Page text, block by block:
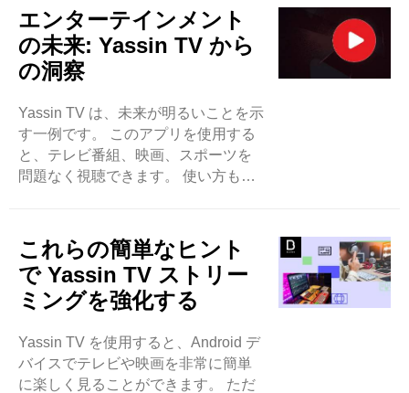
す。 一番の良いところはシンプルな
デザインです。 見たいものを誰でも
簡単に見つけることができます。 一
部のアプリとは異なり、Yassin TV は
で混乱したりすることはありませ
ん。 Yassin ..
エンターテインメント
の未来: Yassin TV から
の洞察
Yassin TV は、未来が明るいことを示
す一例です。 このアプリを使用する
と、テレビ番組、映画、スポーツを
問題なく視聴できます。 使い方も簡
人にとっては非常に良いものになり
ます。 最も良い点は無料であり、誰
にとっても素晴らしいことです。
Yassin TV は、テレビ視聴の未来が私
示しています。 ..
これらの簡単なヒント
で Yassin TV ストリー
ミングを強化する
Yassin TV を使用すると、Android デ
バイスでテレビや映画を非常に簡単
に楽しく見ることができます。 ただ